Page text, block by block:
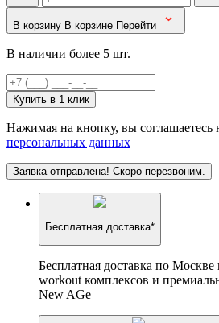
В корзину В корзине Перейти
В наличии более 5 шт.
Купить в 1 клик
Нажимая на кнопку, вы соглашаетесь
персональных данных
Заявка отправлена! Скоро перезвоним.
Бесплатная доставка*
Бесплатная доставка по
workout комплексов и
New AGe